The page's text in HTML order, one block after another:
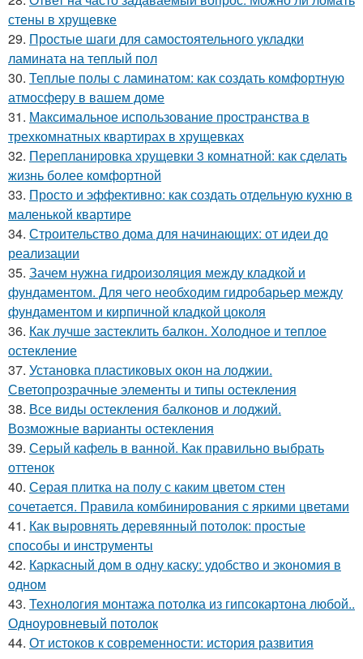
стены в хрущевке
29. Простые шаги для самостоятельного укладки
ламината на теплый пол
30. Теплые полы с ламинатом: как создать комфортную
атмосферу в вашем доме
31. Максимальное использование пространства в
трехкомнатных квартирах в хрущевках
32. Перепланировка хрущевки 3 комнатной: как сделать
жизнь более комфортной
33. Просто и эффективно: как создать отдельную кухню в
маленькой квартире
34. Строительство дома для начинающих: от идеи до
реализации
35. Зачем нужна гидроизоляция между кладкой и
фундаментом. Для чего необходим гидробарьер между
фундаментом и кирпичной кладкой цоколя
36. Как лучше застеклить балкон. Холодное и теплое
остекление
37. Установка пластиковых окон на лоджии.
Светопрозрачные элементы и типы остекления
38. Все виды остекления балконов и лоджий.
Возможные варианты остекления
39. Серый кафель в ванной. Как правильно выбрать
оттенок
40. Серая плитка на полу с каким цветом стен
сочетается. Правила комбинирования с яркими цветами
41. Как выровнять деревянный потолок: простые
способы и инструменты
42. Каркасный дом в одну каску: удобство и экономия в
одном
43. Технология монтажа потолка из гипсокартона любой..
Одноуровневый потолок
44. От истоков к современности: история развития